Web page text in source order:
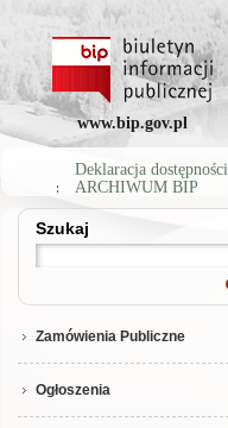
www.bip.gov.pl
Deklaracja dostępności
ARCHIWUM BIP
Szukaj
Szukaj
Zamówienia Publiczne
Ogłoszenia